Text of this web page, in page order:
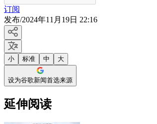
订阅
发布/2024年11月19日 22:16
小 标准 中 大
设为谷歌新闻首选来源
延伸阅读